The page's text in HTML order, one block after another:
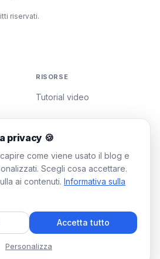
riservati.
RISORSE
Tutorial video
privacy 🍪
come viene usato il blog e
Scegli cosa accettare.
ai contenuti. Informativa sulla
Accetta tutto
Personalizza